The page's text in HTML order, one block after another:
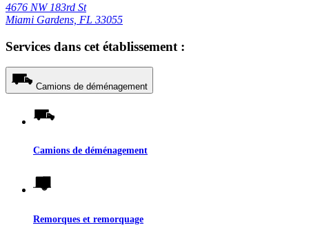
4676 NW 183rd St
Miami Gardens, FL 33055
Services dans cet établissement :
Camions de déménagement
Camions de déménagement
Remorques et remorquage